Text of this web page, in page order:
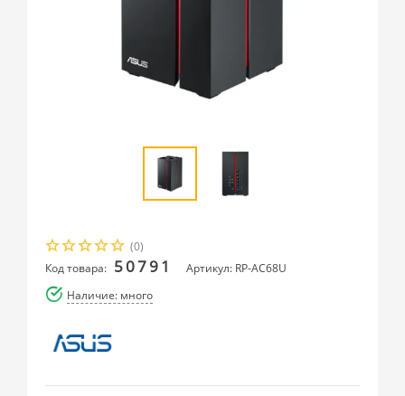
(0)
Код товара: 50791
Артикул: RP-AC68U
Наличие: много